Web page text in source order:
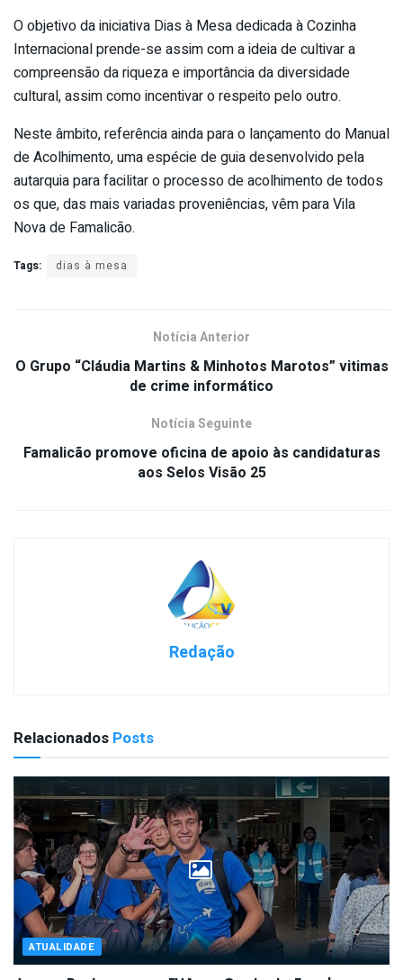
O objetivo da iniciativa Dias à Mesa dedicada à Cozinha
Internacional prende-se assim com a ideia de cultivar a
compreensão da riqueza e importância da diversidade
cultural, assim como incentivar o respeito pelo outro.
Neste âmbito, referência ainda para o lançamento do Manual
de Acolhimento, uma espécie de guia desenvolvido pela
autarquia para facilitar o processo de acolhimento de todos
os que, das mais variadas proveniências, vêm para Vila
Nova de Famalicão.
Tags: dias à mesa
Notícia Anterior
O Grupo “Cláudia Martins & Minhotos Marotos” vitimas
de crime informático
Notícia Seguinte
Famalicão promove oficina de apoio às candidaturas
aos Selos Visão 25
Redação
Relacionados Posts
ATUALIDADE